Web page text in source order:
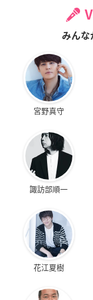
みんな
宮野真守
諏訪部順一
花江夏樹